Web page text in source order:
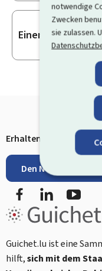
notwendige
Zwecken
sie zulassen.
Einen Teil aus
Footer
Erhalten Sie die
Den Newsletter
FacebookLinkedIn
Guichet.lu ist eine
hilft,sich mit dem